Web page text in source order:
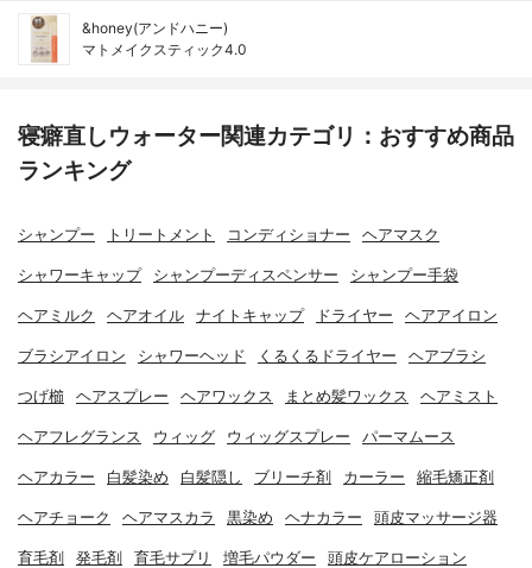
&honey(アンドハニー)
マトメイクスティック4.0
寝癖直しウォーター関連カテゴリ：おすすめ商品
ランキング
シャンプー トリートメント コンディショナー ヘアマスク
シャワーキャップ シャンプーディスペンサー シャンプー手袋
ヘアミルク ヘアオイル ナイトキャップ ドライヤー ヘアアイロン
ブラシアイロン シャワーヘッド くるくるドライヤー ヘアブラシ
つげ櫛 ヘアスプレー ヘアワックス まとめ髪ワックス ヘアミスト
ヘアフレグランス ウィッグ ウィッグスプレー パーマムース
ヘアカラー 白髪染め 白髪隠し ブリーチ剤 カーラー 縮毛矯正剤
ヘアチョーク ヘアマスカラ 黒染め ヘナカラー 頭皮マッサージ器
育毛剤 発毛剤 育毛サプリ 増毛パウダー 頭皮ケアローション